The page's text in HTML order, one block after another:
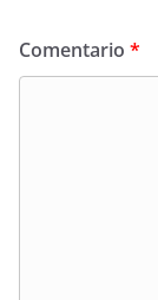
Comentario *